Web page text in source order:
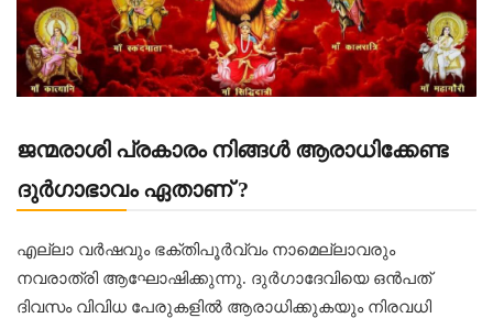
ജന്മരാശി പ്രകാരം നിങ്ങൾ ആരാധിക്കേണ്ട
ദുർഗാഭാവം ഏതാണ് ?
എല്ലാ വര്‍ഷവും ഭക്തിപൂർവ്വം നാമെല്ലാവരും
നവരാത്രി ആഘോഷിക്കുന്നു. ദുര്‍ഗാദേവിയെ ഒന്‍പത്
ദിവസം വിവിധ പേരുകളില്‍ ആരാധിക്കുകയും നിരവധി